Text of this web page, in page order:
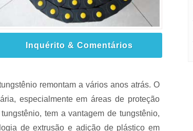
Inquérito & Comentários
remontam a vários anos atrás. O
especialmente em áreas de proteção
tem a vantagem de tungstênio,
de extrusão e adição de plástico em